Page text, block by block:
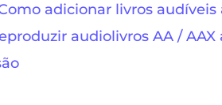
adicionar livros
audiolivros AA /